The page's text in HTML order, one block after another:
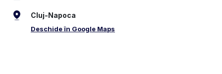
Cluj-Napoca
Deschide în Google Maps